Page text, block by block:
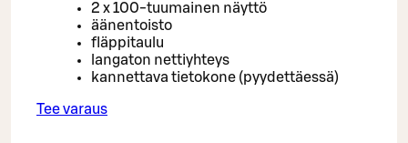
2 x 100-tuumainen näyttö
äänentoisto
fläppitaulu
langaton nettiyhteys
kannettava tietokone (pyydettäessä)
Tee varaus